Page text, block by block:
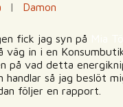
| Damon
fick jag syn på
väg in i en
på vad detta
handlar så jag beslöt
följer en rapport.